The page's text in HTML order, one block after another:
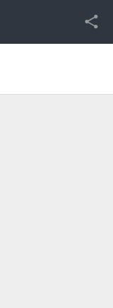
SNS